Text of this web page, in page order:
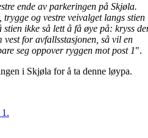
ende av parkeringen på Skjøla.
og vestre veivalget langs stien
ikke så lett å få øye på: kryss
for avfallsstasjonen, så vil en
seg oppover ryggen mot post 1".
i Skjøla for å ta denne løypa.